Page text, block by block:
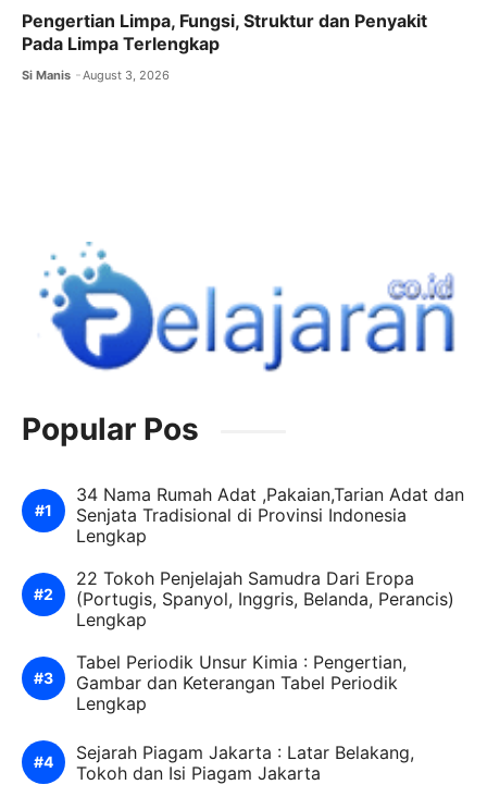
Pengertian Limpa, Fungsi, Struktur dan Penyakit
Pada Limpa Terlengkap
Si Manis August 3, 2026
Popular Pos
34 Nama Rumah Adat ,Pakaian,Tarian Adat dan
Senjata Tradisional di Provinsi Indonesia
Lengkap
22 Tokoh Penjelajah Samudra Dari Eropa
(Portugis, Spanyol, Inggris, Belanda, Perancis)
Lengkap
Tabel Periodik Unsur Kimia : Pengertian,
Gambar dan Keterangan Tabel Periodik
Lengkap
Sejarah Piagam Jakarta : Latar Belakang,
Tokoh dan Isi Piagam Jakarta